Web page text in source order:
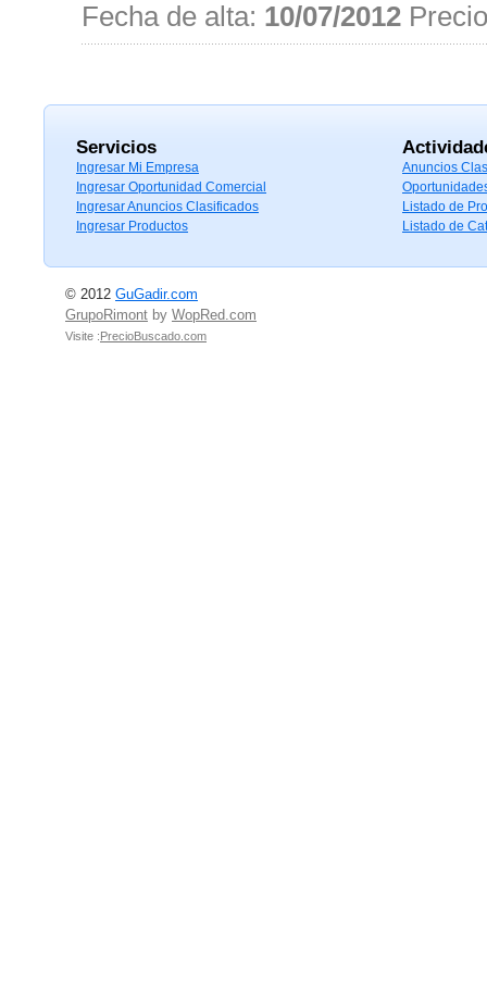
Fecha de alta: 10/07/2012
Servicios
Ingresar Mi Empresa
Ingresar Oportunidad Comercial
Ingresar Anuncios Clasificados
Ingresar Productos
Anuncios
Listado de
Listado de
© 2012 GuGadir.com
GrupoRimont by WopRed.com
Visite :PrecioBuscado.com